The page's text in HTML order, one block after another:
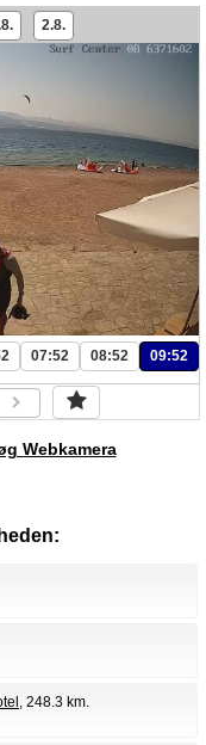
2.8.
07:52 08:52 09:52
Webkamera
, 248.3 km.